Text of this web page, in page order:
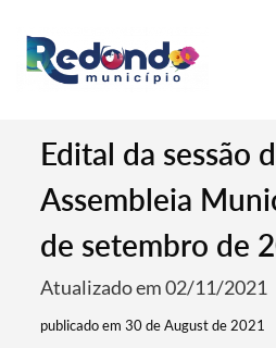
Edital da sessão
Assembleia
de setembro de
Atualizado em 02/11/2021
publicado em 30 de August de 2021